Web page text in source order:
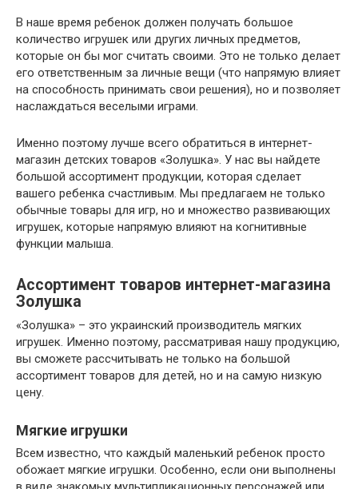
В наше время ребенок должен получать большое
количество игрушек или других личных предметов,
которые он бы мог считать своими. Это не только делает
его ответственным за личные вещи (что напрямую влияет
на способность принимать свои решения), но и позволяет
наслаждаться веселыми играми.
Именно поэтому лучше всего обратиться в интернет-
магазин детских товаров «Золушка». У нас вы найдете
большой ассортимент продукции, которая сделает
вашего ребенка счастливым. Мы предлагаем не только
обычные товары для игр, но и множество развивающих
игрушек, которые напрямую влияют на когнитивные
функции малыша.
Ассортимент товаров интернет-магазина
Золушка
«Золушка» – это украинский производитель мягких
игрушек. Именно поэтому, рассматривая нашу продукцию,
вы сможете рассчитывать не только на большой
ассортимент товаров для детей, но и на самую низкую
цену.
Мягкие игрушки
Всем известно, что каждый маленький ребенок просто
обожает мягкие игрушки. Особенно, если они выполнены